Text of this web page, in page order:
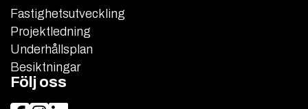
Fastighetsutveckling
Projektledning
Underhållsplan
Besiktningar
Följ oss